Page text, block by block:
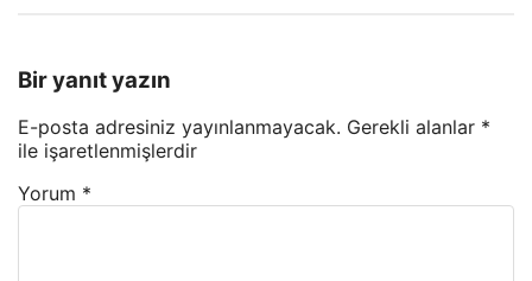
Bir yanıt yazın
E-posta adresiniz yayınlanmayacak. Gerekli alanlar *
ile işaretlenmişlerdir
Yorum *